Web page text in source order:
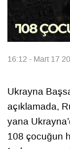
16:12 - Mart 17
Ukrayna
açıklamada,
yana
108 çocuğun